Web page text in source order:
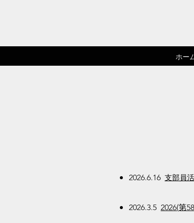
ホー
2026.6.16 支部員
2026.3.5 2026(第